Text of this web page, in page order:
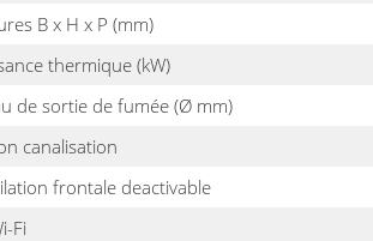
B x H x P (mm)
thermique (kW)
de sortie de fumée (Ø mm)
canalisation
frontale deactivable
Fi